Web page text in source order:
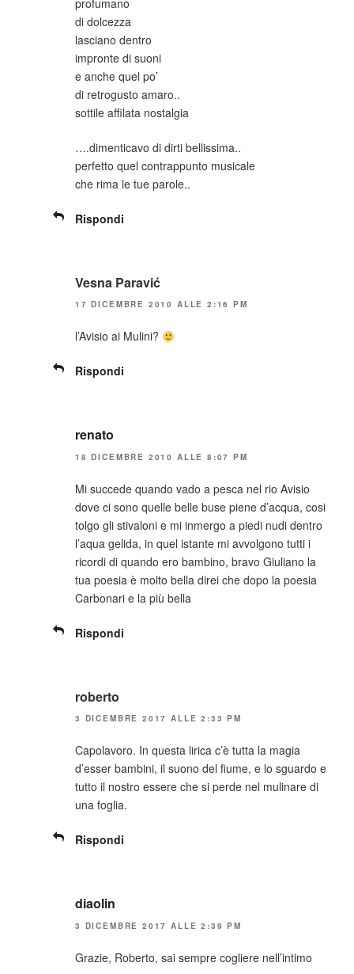
profumano
di dolcezza
lasciano dentro
impronte di suoni
e anche quel po’
di retrogusto amaro..
sottile affilata nostalgia
….dimenticavo di dirti bellissima..
perfetto quel contrappunto musicale
che rima le tue parole..
Rispondi
Vesna Paravić
17 DICEMBRE 2010 ALLE 2:16 PM
l’Avisio ai Mulini?
Rispondi
renato
18 DICEMBRE 2010 ALLE 8:07 PM
Mi succede quando vado a pesca nel rio Avisio
dove ci sono quelle belle buse piene d’acqua, cosi
tolgo gli stivaloni e mi inmergo a piedi nudi dentro
l’aqua gelida, in quel istante mi avvolgono tutti i
ricordi di quando ero bambino, bravo Giuliano la
tua poesia è molto bella direi che dopo la poesia
Carbonari e la più bella
Rispondi
roberto
3 DICEMBRE 2017 ALLE 2:33 PM
Capolavoro. In questa lirica c’è tutta la magia
d’esser bambini, il suono del fiume, e lo sguardo e
tutto il nostro essere che si perde nel mulinare di
una foglia.
Rispondi
diaolin
3 DICEMBRE 2017 ALLE 2:39 PM
Grazie, Roberto, sai sempre cogliere nell’intimo